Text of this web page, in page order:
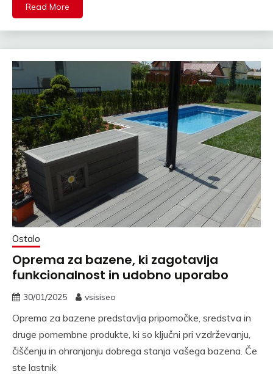
Read More
Ostalo
Oprema za bazene, ki zagotavlja
funkcionalnost in udobno uporabo
30/01/2025 vsisiseo
Oprema za bazene predstavlja pripomočke, sredstva in
druge pomembne produkte, ki so ključni pri vzdrževanju,
čiščenju in ohranjanju dobrega stanja vašega bazena. Če
ste lastnik